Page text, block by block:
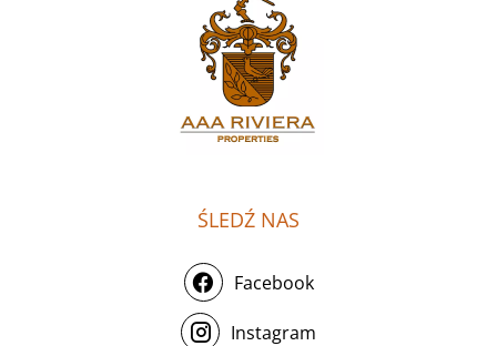
ŚLEDŹ NAS
Facebook
Instagram